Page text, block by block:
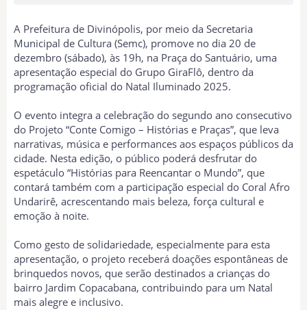
A Prefeitura de Divinópolis, por meio da Secretaria
Municipal de Cultura (Semc), promove no dia 20 de
dezembro (sábado), às 19h, na Praça do Santuário, uma
apresentação especial do Grupo GiraFlô, dentro da
programação oficial do Natal Iluminado 2025.
O evento integra a celebração do segundo ano consecutivo
do Projeto “Conte Comigo – Histórias e Praças”, que leva
narrativas, música e performances aos espaços públicos da
cidade. Nesta edição, o público poderá desfrutar do
espetáculo “Histórias para Reencantar o Mundo”, que
contará também com a participação especial do Coral Afro
Undarirê, acrescentando mais beleza, força cultural e
emoção à noite.
Como gesto de solidariedade, especialmente para esta
apresentação, o projeto receberá doações espontâneas de
brinquedos novos, que serão destinados a crianças do
bairro Jardim Copacabana, contribuindo para um Natal
mais alegre e inclusivo.